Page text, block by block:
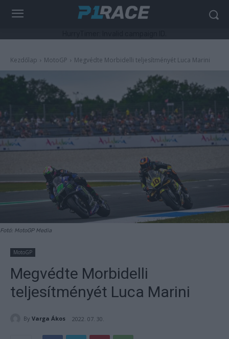
Kezdőlap MotoGP Megvédte Morbidelli teljesítményét Luca Marini
Fotó: MotoGP Media
MotoGP
Megvédte Morbidelli
teljesítményét Luca Marini
By Varga Ákos 2022. 07. 30.